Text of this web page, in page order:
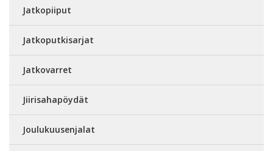
Jatkopiiput
Jatkoputkisarjat
Jatkovarret
Jiirisahapöydät
Joulukuusenjalat